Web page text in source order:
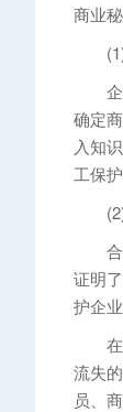
商业
(1)
企
确定
入知
工保
(2)
合
证明
护企业
在
流失
员、